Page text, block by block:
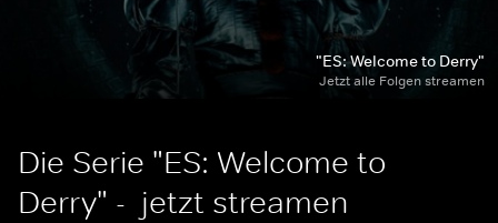
"ES: Welcome to Derry"
Jetzt alle Folgen streamen
Die Serie "ES: Welcome to
Derry" -  jetzt streamen